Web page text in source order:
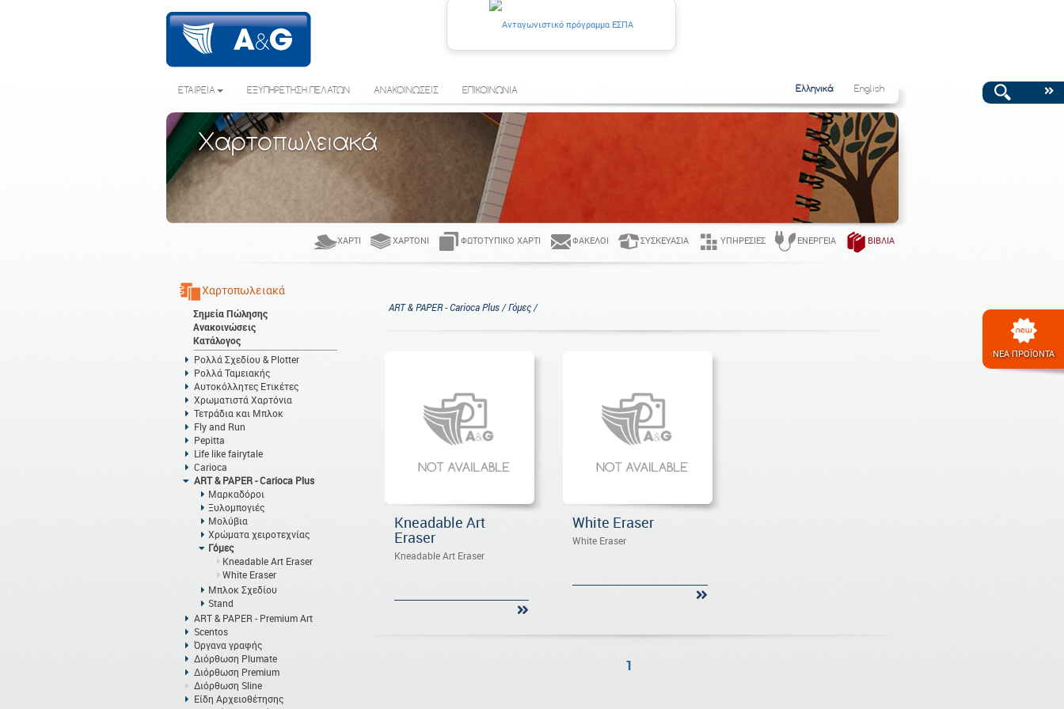
ΝΕΑ ΠΡΟΪΟΝΤΑ
ΕΤΑΙΡΕΙΑ ΕΞΥΠΗΡΕΤΗΣΗ ΠΕΛΑΤΩΝ ΑΝΑΚΟΙΝΩΣΕΙΣ ΕΠΙΚΟΙΝΩΝΙΑ Ελληνικά English
Χαρτοπωλειακά
ΧΑΡΤΊ ΧΑΡΤΌΝΙ ΦΩΤΟΤΥΠΙΚΌ ΧΑΡΤΊ ΦΆΚΕΛΟΙ ΣΥΣΚΕΥΑΣΊΑ ΥΠΗΡΕΣΊΕΣ ΕΝΈΡΓΕΙΑ ΒΙΒΛΊΑ
Χαρτοπωλειακά
Σημεία Πώλησης
Ανακοινώσεις
Κατάλογος
Ρολλά Σχεδίου & Plotter
Ρολλά Ταμειακής
Αυτοκόλλητες Ετικέτες
Χρωματιστά Χαρτόνια
Τετράδια και Μπλοκ
Fly and Run
Pepitta
Life like fairytale
Carioca
ART & PAPER - Carioca Plus
Μαρκαδόροι
Ξυλομπογιές
Μολύβια
Χρώματα χειροτεχνίας
Γόμες
Kneadable Art Eraser
White Eraser
Μπλοκ Σχεδίου
Stand
ART & PAPER - Premium Art
Scentos
Όργανα γραφής
Διόρθωση Plumate
Διόρθωση Premium
Διόρθωση Sline
Είδη Αρχειοθέτησης
ART & PAPER - Carioca Plus / Γόμες /
Kneadable Art
Eraser
Kneadable Art Eraser
White Eraser
White Eraser
1